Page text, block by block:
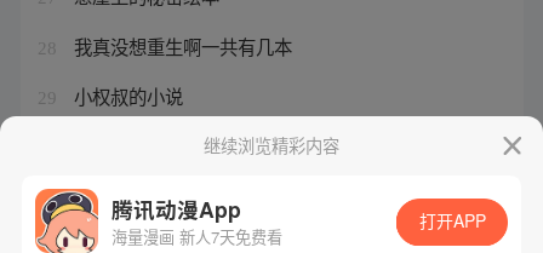
28 我真没想重生啊一共有几本
29 小权叔的小说
潜伏小说龙一原著内容继续浏览精彩内容
腾讯动漫App
海量漫画 新人7天免费看
打开APP